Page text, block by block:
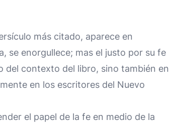
más citado, aparece en
se enorgullece; mas el justo por su fe
del contexto del libro, sino también en
en los escritores del Nuevo
el papel de la fe en medio de la